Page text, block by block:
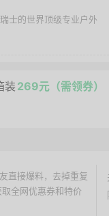
士的世界顶级专业户外
装 269元（需领券）
直接爆料，去掉重复
全网优惠券和特价